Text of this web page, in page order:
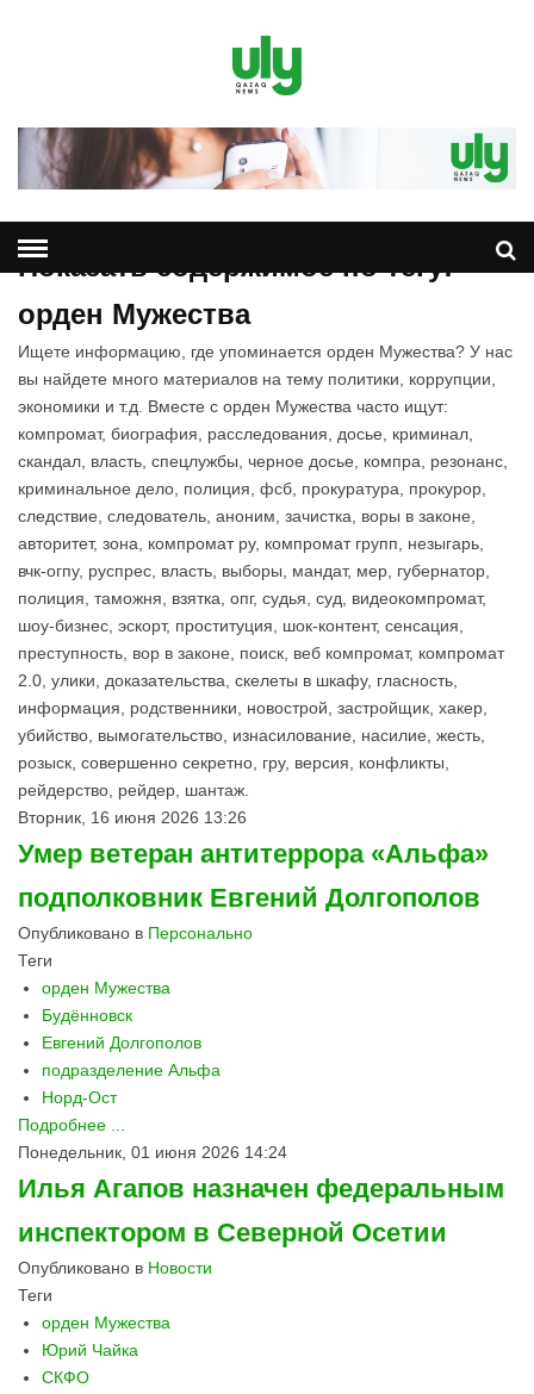
Показать содержимое по тегу:
орден Мужества
Ищете информацию, где упоминается орден Мужества? У нас
вы найдете много материалов на тему политики, коррупции,
экономики и т.д. Вместе с орден Мужества часто ищут:
компромат, биография, расследования, досье, криминал,
скандал, власть, спецлужбы, черное досье, компра, резонанс,
криминальное дело, полиция, фсб, прокуратура, прокурор,
следствие, следователь, аноним, зачистка, воры в законе,
авторитет, зона, компромат ру, компромат групп, незыгарь,
вчк-огпу, руспрес, власть, выборы, мандат, мер, губернатор,
полиция, таможня, взятка, опг, судья, суд, видеокомпромат,
шоу-бизнес, эскорт, проституция, шок-контент, сенсация,
преступность, вор в законе, поиск, веб компромат, компромат
2.0, улики, доказательства, скелеты в шкафу, гласность,
информация, родственники, новострой, застройщик, хакер,
убийство, вымогательство, изнасилование, насилие, жесть,
розыск, совершенно секретно, гру, версия, конфликты,
рейдерство, рейдер, шантаж.
Вторник, 16 июня 2026 13:26
Умер ветеран антитеррора «Альфа»
подполковник Евгений Долгополов
Опубликовано в Персонально
Теги
орден Мужества
Будённовск
Евгений Долгополов
подразделение Альфа
Норд-Ост
Подробнее ...
Понедельник, 01 июня 2026 14:24
Илья Агапов назначен федеральным
инспектором в Северной Осетии
Опубликовано в Новости
Теги
орден Мужества
Юрий Чайка
СКФО